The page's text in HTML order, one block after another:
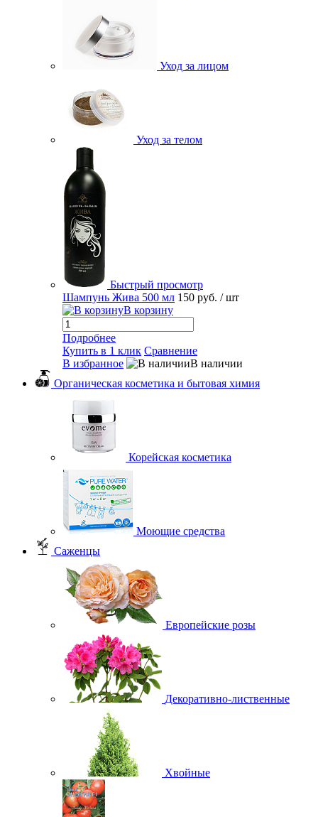
Уход за лицом
Уход за телом
Быстрый просмотр
Шампунь Жива 500 мл 150 руб. / шт
В корзину
Подробнее
Купить в 1 клик Сравнение
В избранное
В наличии
Органическая косметика и бытовая химия
Корейская косметика
Моющие средства
Саженцы
Европейские розы
Декоративно-лиственные
Хвойные